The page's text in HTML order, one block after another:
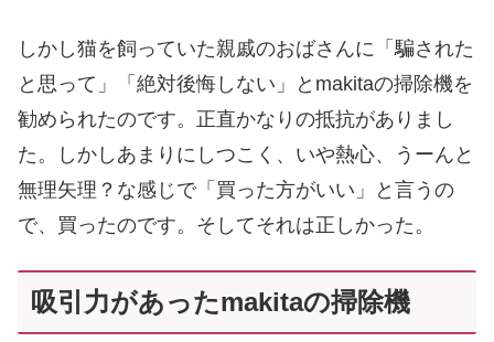
しかし猫を飼っていた親戚のおばさんに「騙された
と思って」「絶対後悔しない」とmakitaの掃除機を
勧められたのです。正直かなりの抵抗がありまし
た。しかしあまりにしつこく、いや熱心、うーんと
無理矢理？な感じで「買った方がいい」と言うの
で、買ったのです。そしてそれは正しかった。
吸引力があったmakitaの掃除機